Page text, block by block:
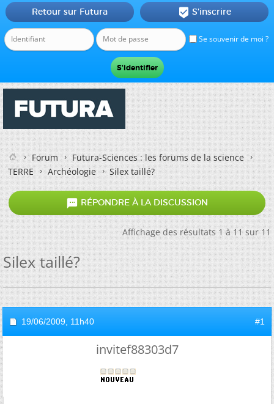
Se souvenir de moi ?
Retour sur Futura  S'inscrire
Forum
Futura-Sciences : les forums de la science
TERRE
Archéologie Silex taillé?
 RÉPONDRE À LA DISCUSSION
Affichage des résultats 1 à 11 sur 11
Silex taillé?
19/06/2009, 11h40 #1
invitef88303d7